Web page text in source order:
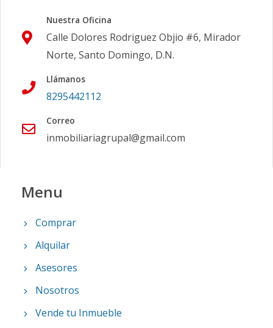
Nuestra Oficina
Calle Dolores Rodriguez Objio #6, Mirador
Norte, Santo Domingo, D.N.
Llámanos
8295442112
Correo
inmobiliariagrupal@gmail.com
Menu
Comprar
Alquilar
Asesores
Nosotros
Vende tu Inmueble